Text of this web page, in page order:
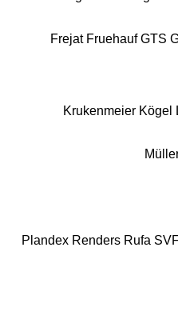
Frejat Fruehauf GTS
Krukenmeier Kögel
Plandex Renders Rufa